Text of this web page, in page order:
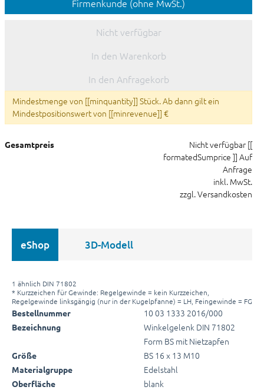
Firmenkunde (ohne MwSt.)
Nicht verfügbar
In den Warenkorb
In den Anfragekorb
Mindestmenge von [[minquantity]] Stück. Ab dann gilt ein
Mindestpositionswert von [[minrevenue]] €
Gesamtpreis Nicht verfügbar [[
formatedSumprice ]] Auf
Anfrage
inkl. MwSt.
zzgl. Versandkosten
eShop 3D-Modell
1 ähnlich DIN 71802
* Kurzzeichen für Gewinde: Regelgewinde = kein Kurzzeichen,
Regelgewinde linksgängig (nur in der Kugelpfanne) = LH, Feingewinde = FG
Bestellnummer 10 03 1333 2016/000
Bezeichnung
Winkelgelenk DIN 71802
Form BS mit Nietzapfen
Größe BS 16 x 13 M10
Materialgruppe Edelstahl
Oberfläche blank